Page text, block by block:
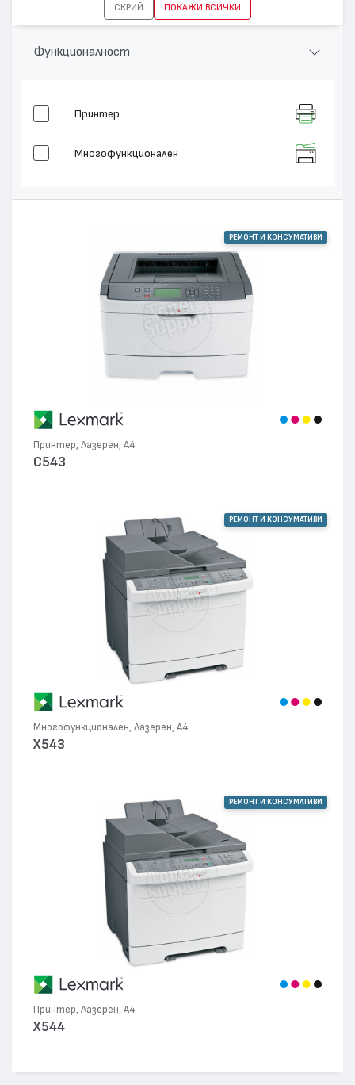
СКРИЙ ПОКАЖИ ВСИЧКИ
Функционалност
Принтер
Многофункционален
РЕМОНТ И КОНСУМАТИВИ
Принтер, Лазерен, А4
C543
РЕМОНТ И КОНСУМАТИВИ
Многофункционален, Лазерен, А4
X543
РЕМОНТ И КОНСУМАТИВИ
Принтер, Лазерен, А4
X544